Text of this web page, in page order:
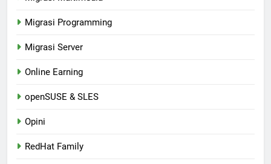
Migrasi Programming
Migrasi Server
Online Earning
openSUSE & SLES
Opini
RedHat Family